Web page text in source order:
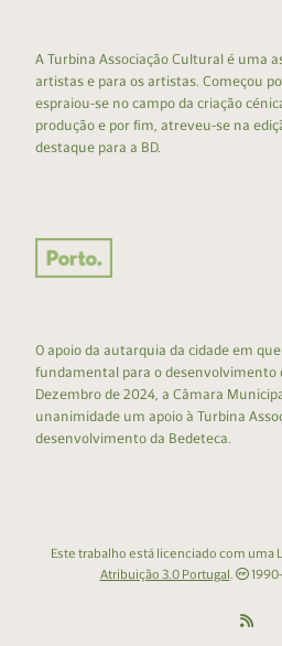
A Turbina Associação Cultural é uma
artistas e para os artistas. Começou
espraiou-se no campo da criação
produção e por fim, atreveu-se na
destaque para a BD.
O apoio da autarquia da cidade em
fundamental para o desenvolvimento
Dezembro de 2024, a Câmara
unanimidade um apoio à Turbina
desenvolvimento da Bedeteca.
Este trabalho está licenciado com uma
Atribuição 3.0 Portugal.